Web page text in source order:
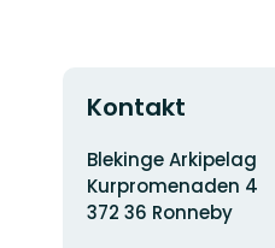
Kontakt
Adresse
Blekinge Arkipelag
Kurpromenaden 4
372 36 Ronneby